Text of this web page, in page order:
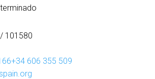
/ 101580
+34 606 355 509